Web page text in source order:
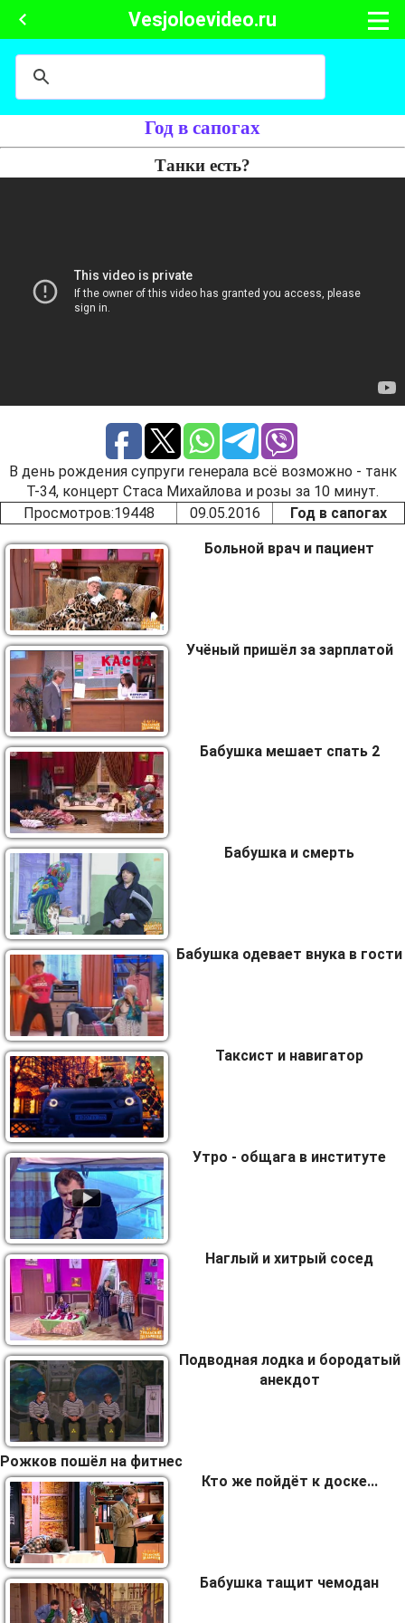
Vesjoloevideo.ru
Год в сапогах
Танки есть?
В день рождения супруги генерала всё возможно - танк
Т-34, концерт Стаса Михайлова и розы за 10 минут.
Просмотров:19448 09.05.2016 Год в сапогах
Больной врач и пациент
Учёный пришёл за зарплатой
Бабушка мешает спать 2
Бабушка и смерть
Бабушка одевает внука в гости
Таксист и навигатор
Утро - общага в институте
Наглый и хитрый сосед
Подводная лодка и бородатый
анекдот
Рожков пошёл на фитнес
Кто же пойдёт к доске...
Бабушка тащит чемодан